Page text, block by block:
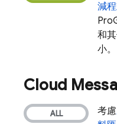
減
和
小。
Cloud
考慮